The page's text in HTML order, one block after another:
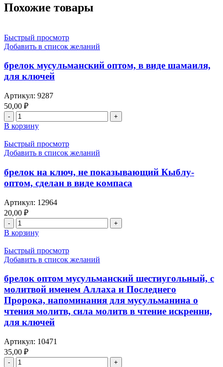
в
для
ключей
Похожие товары
Быстрый просмотр
Добавить в список желаний
брелок мусульманский оптом, в виде шамаиля,
для ключей
Артикул: 9287
50,00 ₽
Количество
товара
брелок
мусульманский
оптом,
шамаиля,
для
В корзину
Быстрый просмотр
Добавить в список желаний
брелок на ключ, не показывающий Кыблу-
оптом, сделан в виде компаса
Артикул: 12964
20,00 ₽
Количество
товара
брелок
на
ключ,
показывающий
Кыблу-
оптом,
сделан
в
виде
компаса
В корзину
Быстрый просмотр
Добавить в список желаний
брелок оптом мусульманский шестиугольный, с
молитвой именем Аллаха и Последнего
Пророка, напоминания для мусульманина о
чтения молитв, сила молитв в чтение искренни,
для ключей
Артикул: 10471
35,00 ₽
Количество